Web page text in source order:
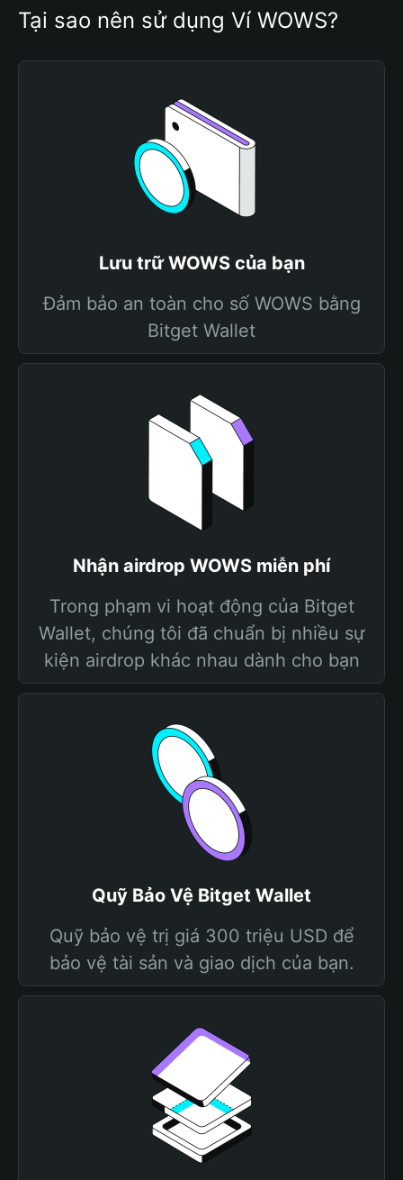
Tại sao nên sử dụng Ví WOWS?
Lưu trữ WOWS của bạn
Đảm bảo an toàn cho số WOWS bằng
Bitget Wallet
Nhận airdrop WOWS miễn phí
Trong phạm vi hoạt động của Bitget
Wallet, chúng tôi đã chuẩn bị nhiều sự
kiện airdrop khác nhau dành cho bạn
Quỹ Bảo Vệ Bitget Wallet
Quỹ bảo vệ trị giá 300 triệu USD để
bảo vệ tài sản và giao dịch của bạn.